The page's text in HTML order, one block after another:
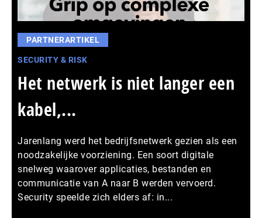
PARTNERARTIKEL
SECURITY & RISK
Het netwerk is niet langer een
kabel,...
Jarenlang werd het bedrijfsnetwerk gezien als een
noodzakelijke voorziening. Een soort digitale
snelweg waarover applicaties, bestanden en
communicatie van A naar B werden vervoerd.
Security speelde zich elders af: in...